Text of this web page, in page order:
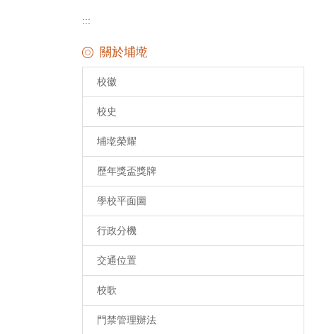
:::
關於埔墘
校徽
校史
埔墘榮耀
歷年獎盃獎牌
學校平面圖
行政分機
交通位置
校歌
門禁管理辦法